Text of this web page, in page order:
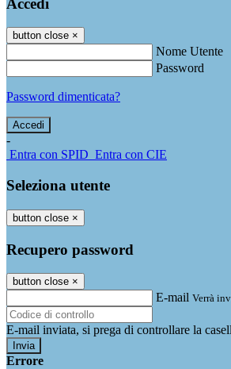
Accedi
button close ×
Nome Utente
Password
Password dimenticata?
-
Entra con SPID Entra con CIE
Seleziona utente
button close ×
Recupero password
button close ×
E-mail Verrà
E-mail inviata, si prega di controllare la
Errore